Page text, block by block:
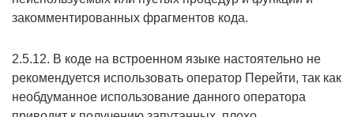
закомментированных фрагментов кода.
2.5.12. В коде на встроенном языке настоятельно не
рекомендуется использовать оператор Перейти, так как
необдуманное использование данного оператора